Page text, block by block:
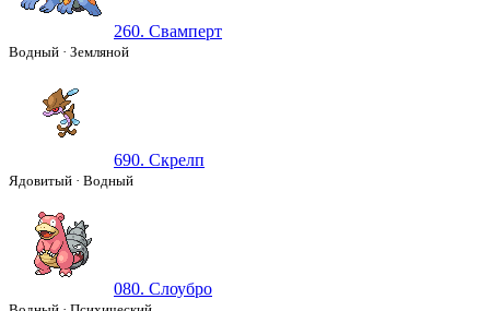
260. Свамперт
Водный · Земляной
690. Скрелп
Ядовитый · Водный
080. Слоубро